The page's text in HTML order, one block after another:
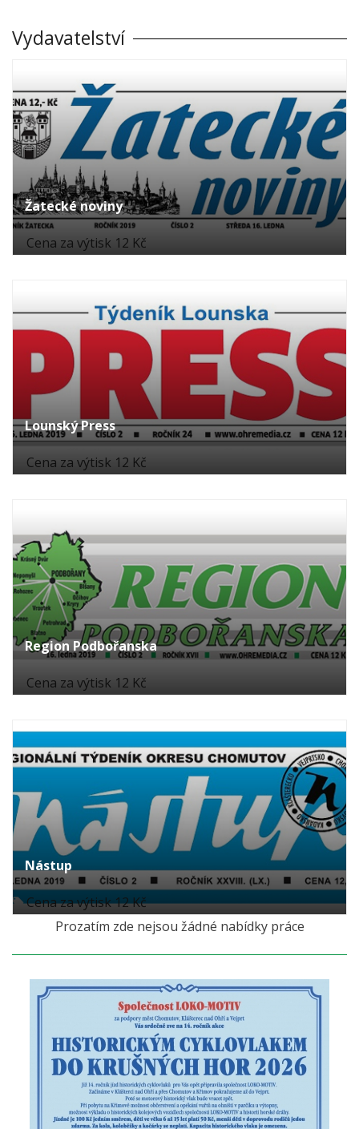
Vydavatelství
Žatecké noviny
Cena za výtisk 12 Kč
Lounský Press
Cena za výtisk 12 Kč
Region Podbořanska
Cena za výtisk 12 Kč
Nástup
Cena za výtisk 12 Kč
Prozatím zde nejsou žádné nabídky práce